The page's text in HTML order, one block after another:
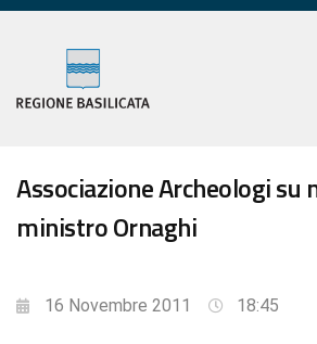
Associazione Archeologi su
ministro Ornaghi
16 Novembre 2011 18:45